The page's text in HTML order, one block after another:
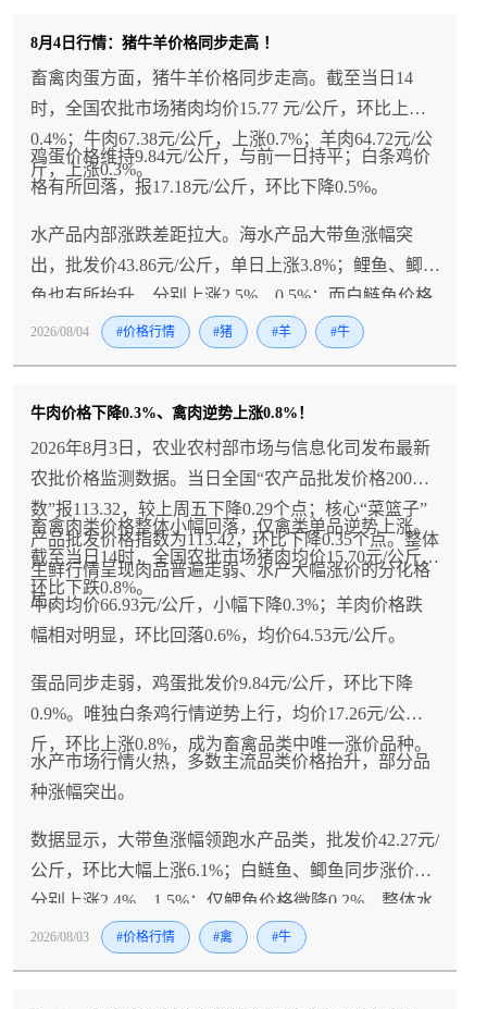
8月4日行情：猪牛羊价格同步走高 ！
畜禽肉蛋方面，猪牛羊价格同步走高。截至当日14
时，全国农批市场猪肉均价15.77 元/公斤，环比上涨
0.4%；牛肉67.38元/公斤，上涨0.7%；羊肉64.72元/公
斤，上涨0.3%。
鸡蛋价格维持9.84元/公斤，与前一日持平；白条鸡价
格有所回落，报17.18元/公斤，环比下降0.5%。
水产品内部涨跌差距拉大。海水产品大带鱼涨幅突
出，批发价43.86元/公斤，单日上涨3.8%；鲤鱼、鲫
鱼也有所抬升，分别上涨2.5%、0.5%；而白鲢鱼价格
走弱，环比下降3.2%。
2026/08/04 #价格行情 #猪 #羊 #牛
牛肉价格下降0.3%、禽肉逆势上涨0.8%！
2026年8月3日，农业农村部市场与信息化司发布最新
农批价格监测数据。当日全国“农产品批发价格200指
数”报113.32，较上周五下降0.29个点；核心“菜篮子”
产品批发价格指数为113.42，环比下降0.35个点。整体
生鲜行情呈现肉品普遍走弱、水产大幅涨价的分化格
局。
畜禽肉类价格整体小幅回落，仅禽类单品逆势上涨。
截至当日14时，全国农批市场猪肉均价15.70元/公斤，
环比下跌0.8%。
牛肉均价66.93元/公斤，小幅下降0.3%；羊肉价格跌
幅相对明显，环比回落0.6%，均价64.53元/公斤。
蛋品同步走弱，鸡蛋批发价9.84元/公斤，环比下降
0.9%。唯独白条鸡行情逆势上行，均价17.26元/公
斤，环比上涨0.8%，成为畜禽品类中唯一涨价品种。
水产市场行情火热，多数主流品类价格抬升，部分品
种涨幅突出。
数据显示，大带鱼涨幅领跑水产品类，批发价42.27元/
公斤，环比大幅上涨6.1%；白鲢鱼、鲫鱼同步涨价，
分别上涨2.4%、1.5%；仅鲤鱼价格微降0.2%，整体水
产涨价氛围浓厚。
2026/08/03 #价格行情 #禽 #牛